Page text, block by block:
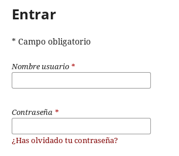
Entrar
* Campo obligatorio
Nombre usuario *
Contraseña *
¿Has olvidado tu contraseña?